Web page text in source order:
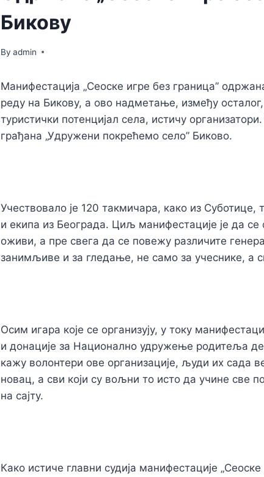
Бикову
By admin
Манифестација „Сеоске игре без граница”
реду на Бикову, а ово надметање, између
туристички потенцијал села, истичу
грађана „Удружени покрећемо село” Биково.
Учествовало је 120 такмичара, како из Суботице,
и екипа из Београда. Циљ манифестације је да
оживи, а пре свега да се повежу различите
занимљиве и за гледање, не само за учеснике, а
Осим игара које се организују, у току
и донације за Национално удружење родитеља
кажу волонтери ове организације, људи их сада
новац, а сви који су вољни то исто да учине све
на сајту.
Како истиче главни судија манифестације